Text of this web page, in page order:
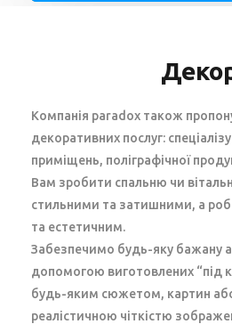
Компанія paradox також
декоративних послуг:
приміщень, поліграфічної
Вам зробити спальню чи
стильними та затишними, а
та естетичним.
Забезпечимо будь-яку бажану
допомогою виготовлених “під
будь-яким сюжетом, картин
реалістичною чіткістю